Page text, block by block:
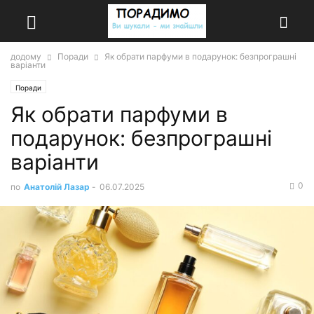
додому Поради
Як обрати парфуми в подарунок: безпрограшні
варіанти
Поради
Як обрати парфуми в
подарунок: безпрограшні
варіанти
по Анатолій Лазар - 06.07.2025 0